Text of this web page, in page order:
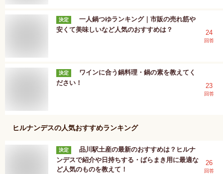
決定
一人鍋つゆランキング｜市販の売れ筋や
安くて美味しいなど人気のおすすめは？
24
回答
決定
ワインに合う鍋料理・鍋の素を教えてく
ださい！
23
回答
ヒルナンデスの人気おすすめランキング
決定
品川駅土産の最新のおすすめは？ヒルナ
ンデスで紹介や日持ちする・ばらまき用に最適な
ど人気のものを教えて！
26
回答